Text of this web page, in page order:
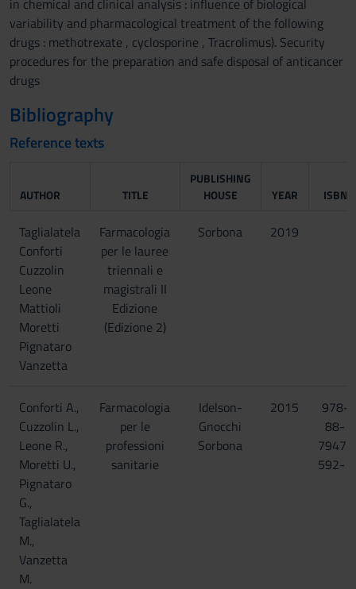
in chemical and clinical analysis : influence of biological
variability and pharmacological treatment of the following
drugs : methotrexate , cyclosporine , Tracrolimus). Security
procedures for the preparation and safe disposal of anticancer
drugs
Bibliography
Reference texts
AUTHOR TITLE
PUBLISHING
HOUSE
YEAR ISBN
Taglialatela
Conforti
Cuzzolin
Leone
Mattioli
Moretti
Pignataro
Vanzetta
Farmacologia
per le lauree
triennali e
magistrali II
Edizione
(Edizione 2)
Sorbona 2019
Conforti A.,
Cuzzolin L.,
Leone R.,
Moretti U.,
Pignataro
G.,
Taglialatela
M.,
Vanzetta
M.
Farmacologia
per le
professioni
sanitarie
Idelson-
Gnocchi
Sorbona
2015
978-
88-
7947-
592-1